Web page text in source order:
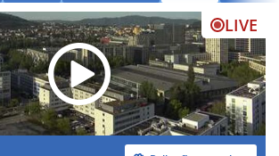
LIVE